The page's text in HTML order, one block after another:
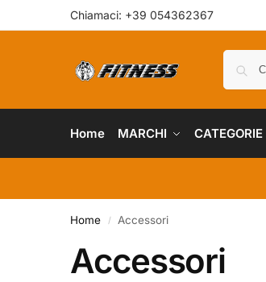
Chiamaci: +39 054362367
Home MARCHI CATEGORIE
Home / Accessori
Accessori